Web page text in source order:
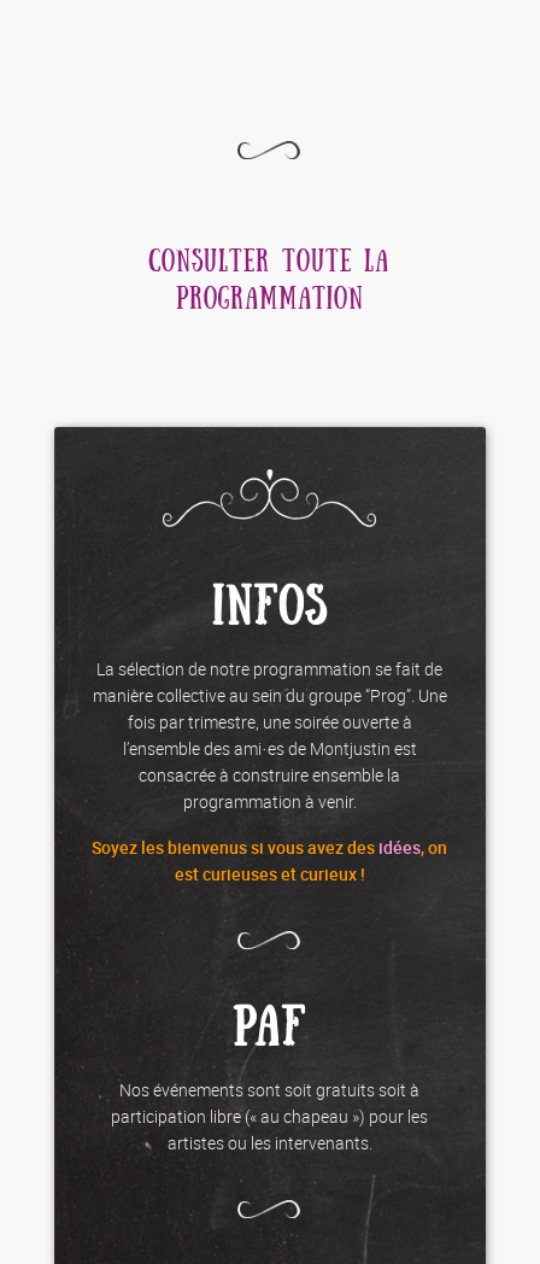
CONSULTER TOUTE LA
PROGRAMMATION
INFOS
La sélection de notre programmation se fait de
manière collective au sein du groupe “Prog”. Une
fois par trimestre, une soirée ouverte à
l’ensemble des ami·es de Montjustin est
consacrée à construire ensemble la
programmation à venir.
Soyez lesbienvenussi vous avez des idées, on
est curieuses et curieux !
PAF
Nos événements sont soit gratuits soit à
participation libre (« au chapeau ») pour les
artistes ou les intervenants.